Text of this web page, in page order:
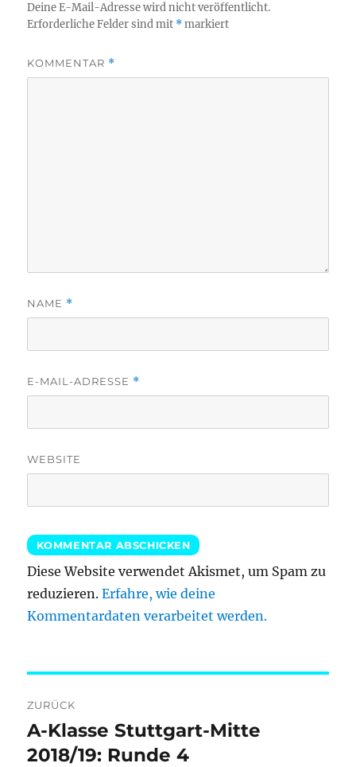
Deine E-Mail-Adresse wird nicht veröffentlicht.
Erforderliche Felder sind mit *markiert
KOMMENTAR *
NAME *
E-MAIL-ADRESSE *
WEBSITE
Diese Website verwendet Akismet, um Spam zu
reduzieren.Erfahre, wie deine
Kommentardaten verarbeitet werden.
ZURÜCK
Vorheriger
Beitrag:
A-Klasse Stuttgart-Mitte
2018/19: Runde 4